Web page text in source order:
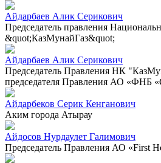
Айдарбаев Алик Серикович
Председатель правления
&quot;КазМунайГаз&quot;
Айдарбаев Алик Серикович
Председатель Правления НК
председателя Правления АО «ФНБ
Айдарбеков Серик Кенганович
Аким города Атырау
Айдосов Нурдаулет Галимович
Председатель Правления АО «First